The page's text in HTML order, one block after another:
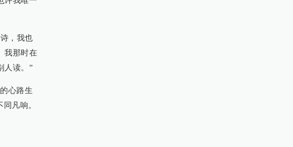
，我也
我那时在
人读。”
心路生
凡响。